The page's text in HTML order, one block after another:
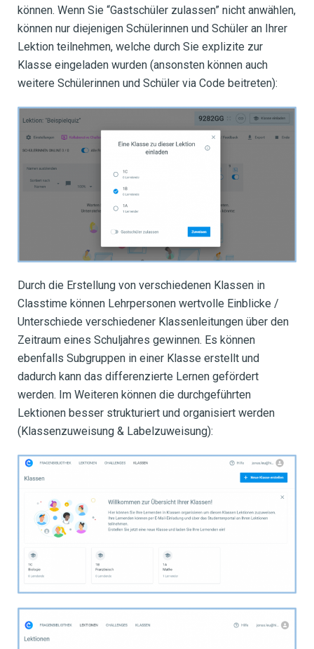
können. Wenn Sie “Gastschüler zulassen” nicht anwählen,
können nur diejenigen Schülerinnen und Schüler an Ihrer
Lektion teilnehmen, welche durch Sie explizite zur
Klasse eingeladen wurden (ansonsten können auch
weitere Schülerinnen und Schüler via Code beitreten):
Durch die Erstellung von verschiedenen Klassen in
Classtime können Lehrpersonen wertvolle Einblicke /
Unterschiede verschiedener Klassenleitungen über den
Zeitraum eines Schuljahres gewinnen. Es können
ebenfalls Subgruppen in einer Klasse erstellt und
dadurch kann das differenzierte Lernen gefördert
werden. Im Weiteren können die durchgeführten
Lektionen besser strukturiert und organisiert werden
(Klassenzuweisung & Labelzuweisung):